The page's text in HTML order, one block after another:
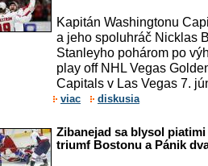
Kapitán Washingtonu
a jeho spoluhráč Nicklas
Stanleyho pohárom po
play off NHL Vegas
Capitals v Las Vegas 7.
viac diskusia
Zibanejad sa blysol
triumf Bostonu a Pánik